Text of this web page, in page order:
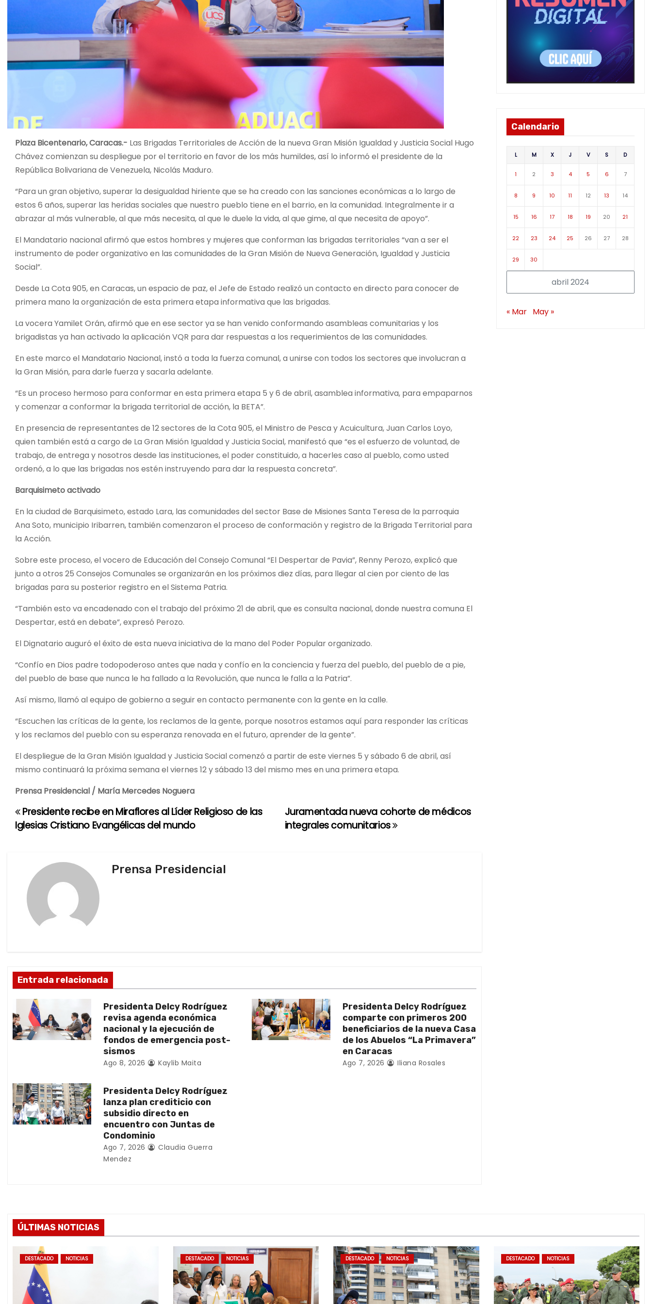
Plaza Bicentenario, Caracas.- Las Brigadas Territoriales de Acción de la nueva Gran Misión Igualdad y Justicia Social Hugo
Chávez comienzan su despliegue por el territorio en favor de los más humildes, así lo informó el presidente de la
República Bolivariana de Venezuela, Nicolás Maduro.
“Para un gran objetivo, superar la desigualdad hiriente que se ha creado con las sanciones económicas a lo largo de
estos 6 años, superar las heridas sociales que nuestro pueblo tiene en el barrio, en la comunidad. Integralmente ir a
abrazar al más vulnerable, al que más necesita, al que le duele la vida, al que gime, al que necesita de apoyo”.
El Mandatario nacional afirmó que estos hombres y mujeres que conforman las brigadas territoriales “van a ser el
instrumento de poder organizativo en las comunidades de la Gran Misión de Nueva Generación, Igualdad y Justicia
Social”.
Desde La Cota 905, en Caracas, un espacio de paz, el Jefe de Estado realizó un contacto en directo para conocer de
primera mano la organización de esta primera etapa informativa que las brigadas.
La vocera Yamilet Orán, afirmó que en ese sector ya se han venido conformando asambleas comunitarias y los
brigadistas ya han activado la aplicación VQR para dar respuestas a los requerimientos de las comunidades.
En este marco el Mandatario Nacional, instó a toda la fuerza comunal, a unirse con todos los sectores que involucran a
la Gran Misión, para darle fuerza y sacarla adelante.
“Es un proceso hermoso para conformar en esta primera etapa 5 y 6 de abril, asamblea informativa, para empaparnos
y comenzar a conformar la brigada territorial de acción, la BETA”.
En presencia de representantes de 12 sectores de la Cota 905, el Ministro de Pesca y Acuicultura, Juan Carlos Loyo,
quien también está a cargo de La Gran Misión Igualdad y Justicia Social, manifestó que “es el esfuerzo de voluntad, de
trabajo, de entrega y nosotros desde las instituciones, el poder constituido, a hacerles caso al pueblo, como usted
ordenó, a lo que las brigadas nos estén instruyendo para dar la respuesta concreta”.
Barquisimeto activado
En la ciudad de Barquisimeto, estado Lara, las comunidades del sector Base de Misiones Santa Teresa de la parroquia
Ana Soto, municipio Iribarren, también comenzaron el proceso de conformación y registro de la Brigada Territorial para
la Acción.
Sobre este proceso, el vocero de Educación del Consejo Comunal “El Despertar de Pavia”, Renny Perozo, explicó que
junto a otros 25 Consejos Comunales se organizarán en los próximos diez días, para llegar al cien por ciento de las
brigadas para su posterior registro en el Sistema Patria.
“También esto va encadenado con el trabajo del próximo 21 de abril, que es consulta nacional, donde nuestra comuna El
Despertar, está en debate”, expresó Perozo.
El Dignatario auguró el éxito de esta nueva iniciativa de la mano del Poder Popular organizado.
“Confío en Dios padre todopoderoso antes que nada y confío en la conciencia y fuerza del pueblo, del pueblo de a pie,
del pueblo de base que nunca le ha fallado a la Revolución, que nunca le falla a la Patria”.
Así mismo, llamó al equipo de gobierno a seguir en contacto permanente con la gente en la calle.
“Escuchen las críticas de la gente, los reclamos de la gente, porque nosotros estamos aquí para responder las críticas
y los reclamos del pueblo con su esperanza renovada en el futuro, aprender de la gente”.
El despliegue de la Gran Misión Igualdad y Justicia Social comenzó a partir de este viernes 5 y sábado 6 de abril, así
mismo continuará la próxima semana el viernes 12 y sábado 13 del mismo mes en una primera etapa.
Prensa Presidencial / María Mercedes Noguera
N
a
ó
n
d
e
n
t
r
Juramentada nueva cohorte de médicos
integrales comunitarios
Presidente recibe en Miraflores al Líder Religioso de las
Iglesias Cristiano Evangélicas del mundo
Prensa Presidencial
Entrada relacionada
Presidenta Delcy Rodríguez
revisa agenda económica
nacional y la ejecución de
fondos de emergencia post-
sismos
Ago 8, 2026 Kaylib Maita
Presidenta Delcy Rodríguez
comparte con primeros 200
beneficiarios de la nueva Casa
de los Abuelos “La Primavera”
en Caracas
Ago 7, 2026 Iliana Rosales
Presidenta Delcy Rodríguez
lanza plan crediticio con
subsidio directo en
encuentro con Juntas de
Condominio
Ago 7, 2026
Claudia Guerra
Mendez
Calendario
abril 2024
L M X J V S D
1 2 3 4 5 6 7
8 9 10 11 12 13 14
15 16 17 18 19 20 21
22 23 24 25 26 27 28
29 30
« Mar May »
ÚLTIMAS NOTICIAS
DESTACADO NOTICIAS DESTACADO NOTICIAS DESTACADO NOTICIAS DESTACADO NOTICIAS